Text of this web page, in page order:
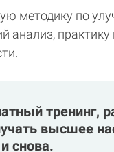
методику по
анализ,
тренинг,
высшее
снова.